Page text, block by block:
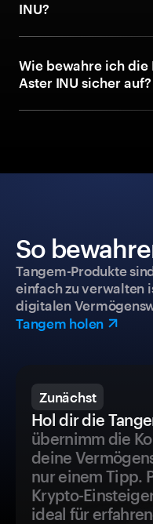
INU?
Wie bewahre ich
Aster INU sicher auf?
So
Tangem-Produkte
einfach zu verwalten
digitalen
Tangem holen
Zunächst
Hol dir die
übernimm die
deine
nur einem Tipp.
Krypto-
ideal für